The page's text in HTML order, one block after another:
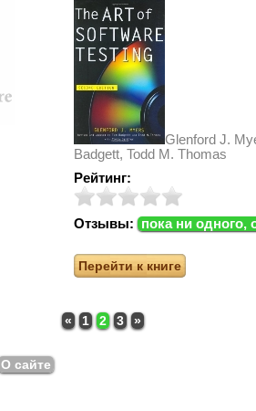
Glenford J.
Badgett, Todd M. Thomas
Рейтинг:
Отзывы: пока ни одного,
Перейти к книге
« 1 2 3 »
О сайте